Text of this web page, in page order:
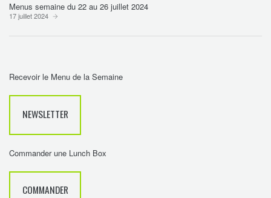
Menus semaine du 22 au 26 juillet 2024
17 juillet 2024
Recevoir le Menu de la Semaine
NEWSLETTER
Commander une Lunch Box
COMMANDER